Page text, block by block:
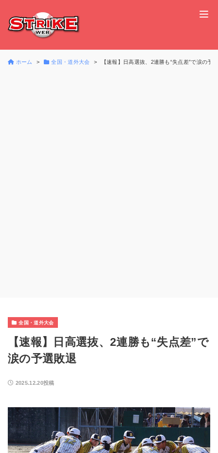
ホーム 全国・道外大会 【速報】日高選抜、2連勝も“失点差”で涙の予
全国・道外大会
【速報】日高選抜、2連勝も“失点差”で
涙の予選敗退
2025.12.20投稿